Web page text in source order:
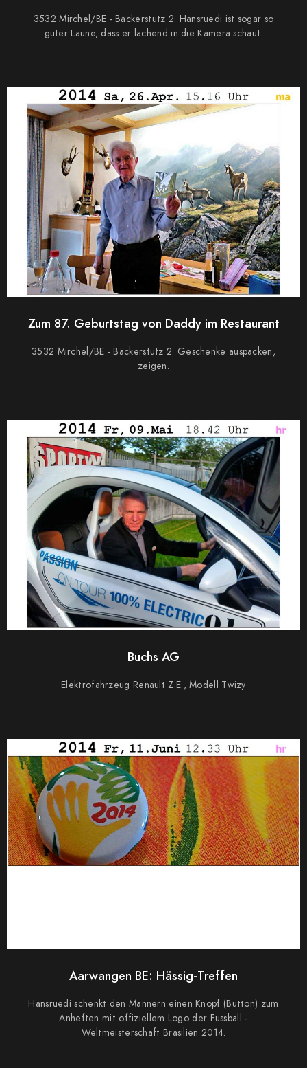
3532 Mirchel/BE - Bäckerstutz 2: Hansruedi ist sogar so
guter Laune, dass er lachend in die Kamera schaut.
Zum 87. Geburtstag von Daddy im Restaurant
3532 Mirchel/BE - Bäckerstutz 2: Geschenke auspacken,
zeigen.
0
Buchs AG
Elektrofahrzeug Renault Z.E., Modell Twizy
Aarwangen BE: Hässig-Treffen
Hansruedi schenkt den Männern einen Knopf (Button) zum
Anheften mit offiziellem Logo der Fussball -
Weltmeisterschaft Brasilien 2014.